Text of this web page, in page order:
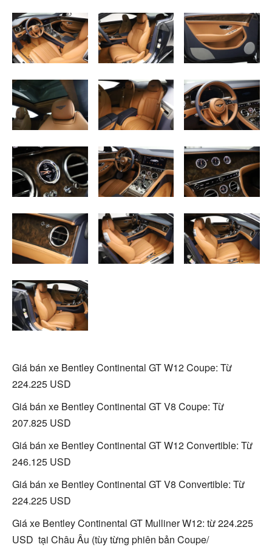
Giá bán xe Bentley Continental GT W12 Coupe: Từ
224.225 USD
Giá bán xe Bentley Continental GT V8 Coupe: Từ
207.825 USD
Giá bán xe Bentley Continental GT W12 Convertible: Từ
246.125 USD
Giá bán xe Bentley Continental GT V8 Convertible: Từ
224.225 USD
Giá xe Bentley Continental GT Mulliner W12: từ 224.225
USD tại Châu Âu (tùy từng phiên bản Coupe/